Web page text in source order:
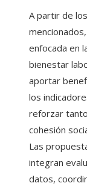
A partir de
enfocada en
bienestar
aportar
los
reforzar
cohesión
Las
integran
datos,